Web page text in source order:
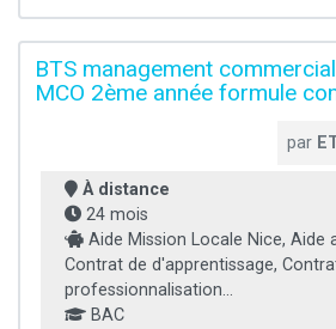
BTS management
MCO 2ème année formule
par
À distance
24 mois
Aide Mission Locale Nice, Aide
Contrat de d'apprentissage,
professionnalisation...
BAC